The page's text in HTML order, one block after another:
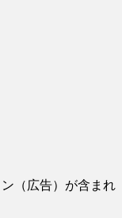
（広告）が含まれ